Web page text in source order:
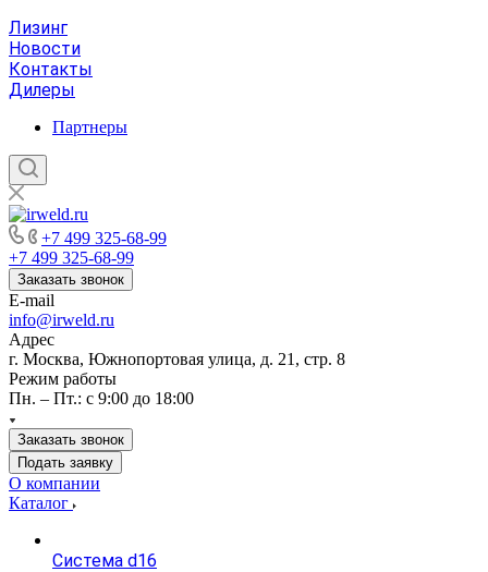
Лизинг
Новости
Контакты
Дилеры
Партнеры
+7 499 325-68-99
+7 499 325-68-99
Заказать звонок
E-mail
info@irweld.ru
Адрес
г. Москва, Южнопортовая улица, д. 21, стр. 8
Режим работы
Пн. – Пт.: с 9:00 до 18:00
Заказать звонок
Подать заявку
О компании
Каталог
Система d16